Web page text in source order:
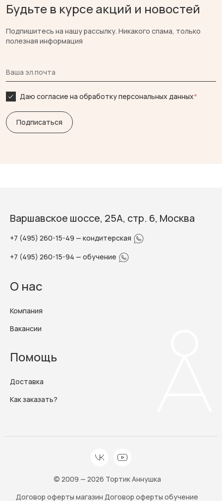
Будьте в курсе акций и новостей
Подпишитесь на нашу рассылку. Никакого спама, только
полезная информация
Даю согласие на обработку персональных данных*
Варшавское шоссе, 25А, стр. 6, Москва
+7 (495) 260-15-49 — кондитерская
+7 (495) 260-15-94 — обучение
О нас
Компания
Вакансии
Помощь
Доставка
Как заказать?
© 2009 — 2026 Тортик Аннушка
Договор оферты магазин Договор оферты обучение